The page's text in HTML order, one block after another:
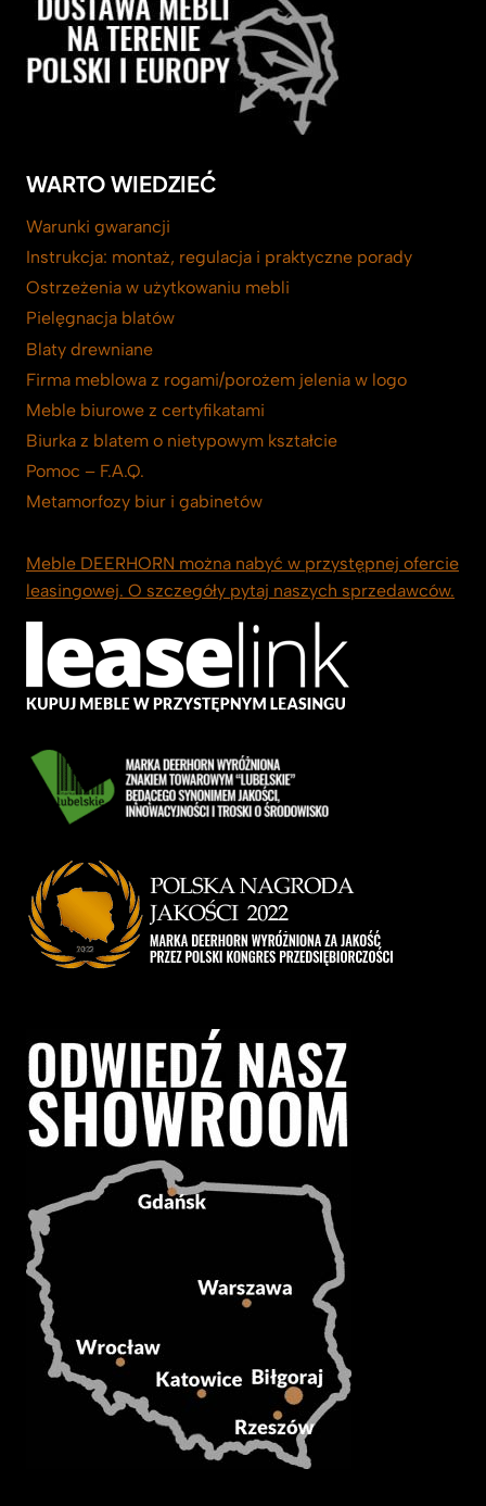
WARTO WIEDZIEĆ
Warunki gwarancji
Instrukcja: montaż, regulacja i praktyczne porady
Ostrzeżenia w użytkowaniu mebli
Pielęgnacja blatów
Blaty drewniane
Firma meblowa z rogami/porożem jelenia w logo
Meble biurowe z certyfikatami
Biurka z blatem o nietypowym kształcie
Pomoc – F.A.Q.
Metamorfozy biur i gabinetów
Meble DEERHORN można nabyć w przystępnej ofercie
leasingowej. O szczegóły pytaj naszych sprzedawców.